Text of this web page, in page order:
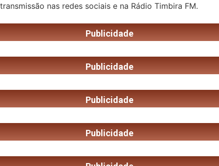
transmissão nas redes sociais e na Rádio Timbira FM.
Publicidade
Publicidade
Publicidade
Publicidade